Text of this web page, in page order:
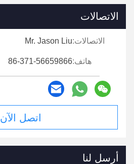
الاتصالات
الاتصالات:Mr. Jason Liu
هاتف:86-371-56659866
اتصل الآن
أرسل لنا